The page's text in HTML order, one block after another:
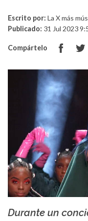
Escrito por: La X más
Publicado: 31 Jul 2023
Compártelo
Durante un